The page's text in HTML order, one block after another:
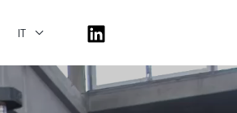
IT